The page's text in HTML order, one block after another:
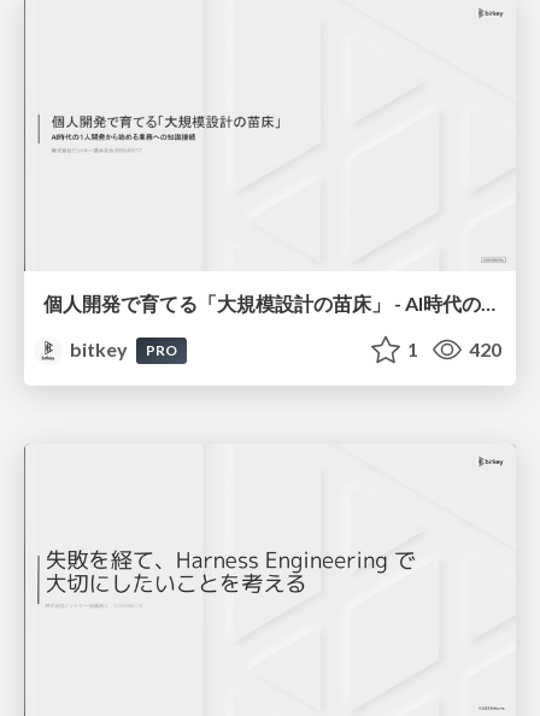
個人開発で育てる「大規模設計の苗床」 - AI時代の1人開発から始める業務への知識接続 / The Seedbed for Large-Scale Design - From AI-Era Solo Projects to Professional Knowledge
bitkey
PRO 1 420